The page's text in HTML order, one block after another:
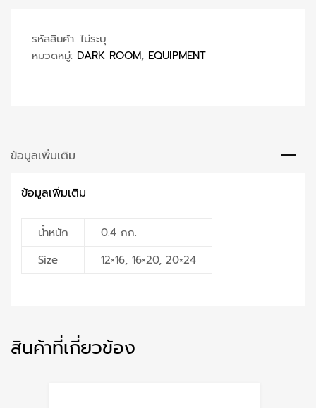
รหัสสินค้า: ไม่ระบุ
หมวดหมู่: DARK ROOM, EQUIPMENT
ข้อมูลเพิ่มเติม
ข้อมูลเพิ่มเติม
น้ำหนัก
0.4 กก.
Size
12×16, 16×20, 20×24
สินค้าที่เกี่ยวข้อง